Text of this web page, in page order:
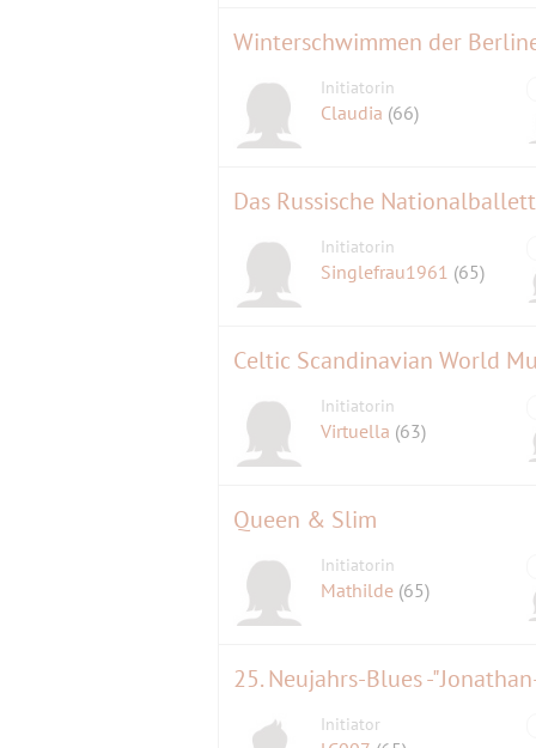
Winterschwimmen der
Initiatorin
Claudia (66)
Initiatorin
Singlefrau1961 (65)
Celtic Scandinavian World
Initiatorin
Virtuella (63)
Queen & Slim
Initiatorin
Mathilde (65)
Initiator